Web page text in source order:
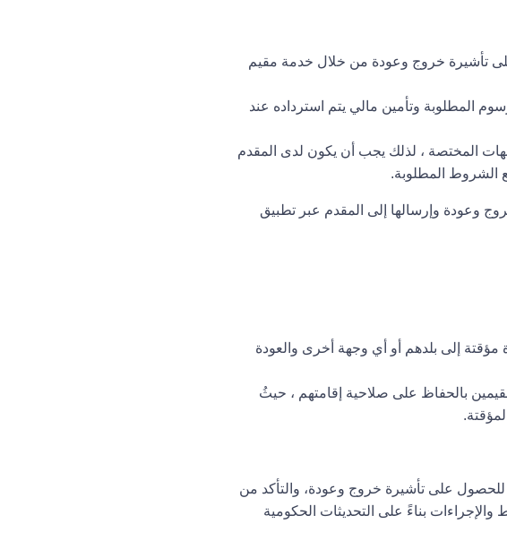
تأشيرة خروج وعودة من خلال خدمة مقيم
المطلوبة وتأمين مالي يتم استرداده عند
المختصة ، لذلك يجب أن يكون لدى المقدم
الشروط المطلوبة.
وعودة وإرسالها إلى المقدم عبر تطبيق
مؤقتة إلى بلدهم أو أي وجهة أخرى والعودة
بالحفاظ على صلاحية إقامتهم ، حيثُ
للحصول على تأشيرة خروج وعودة، والتأكد من
بناءً على التحديثات الحكومية